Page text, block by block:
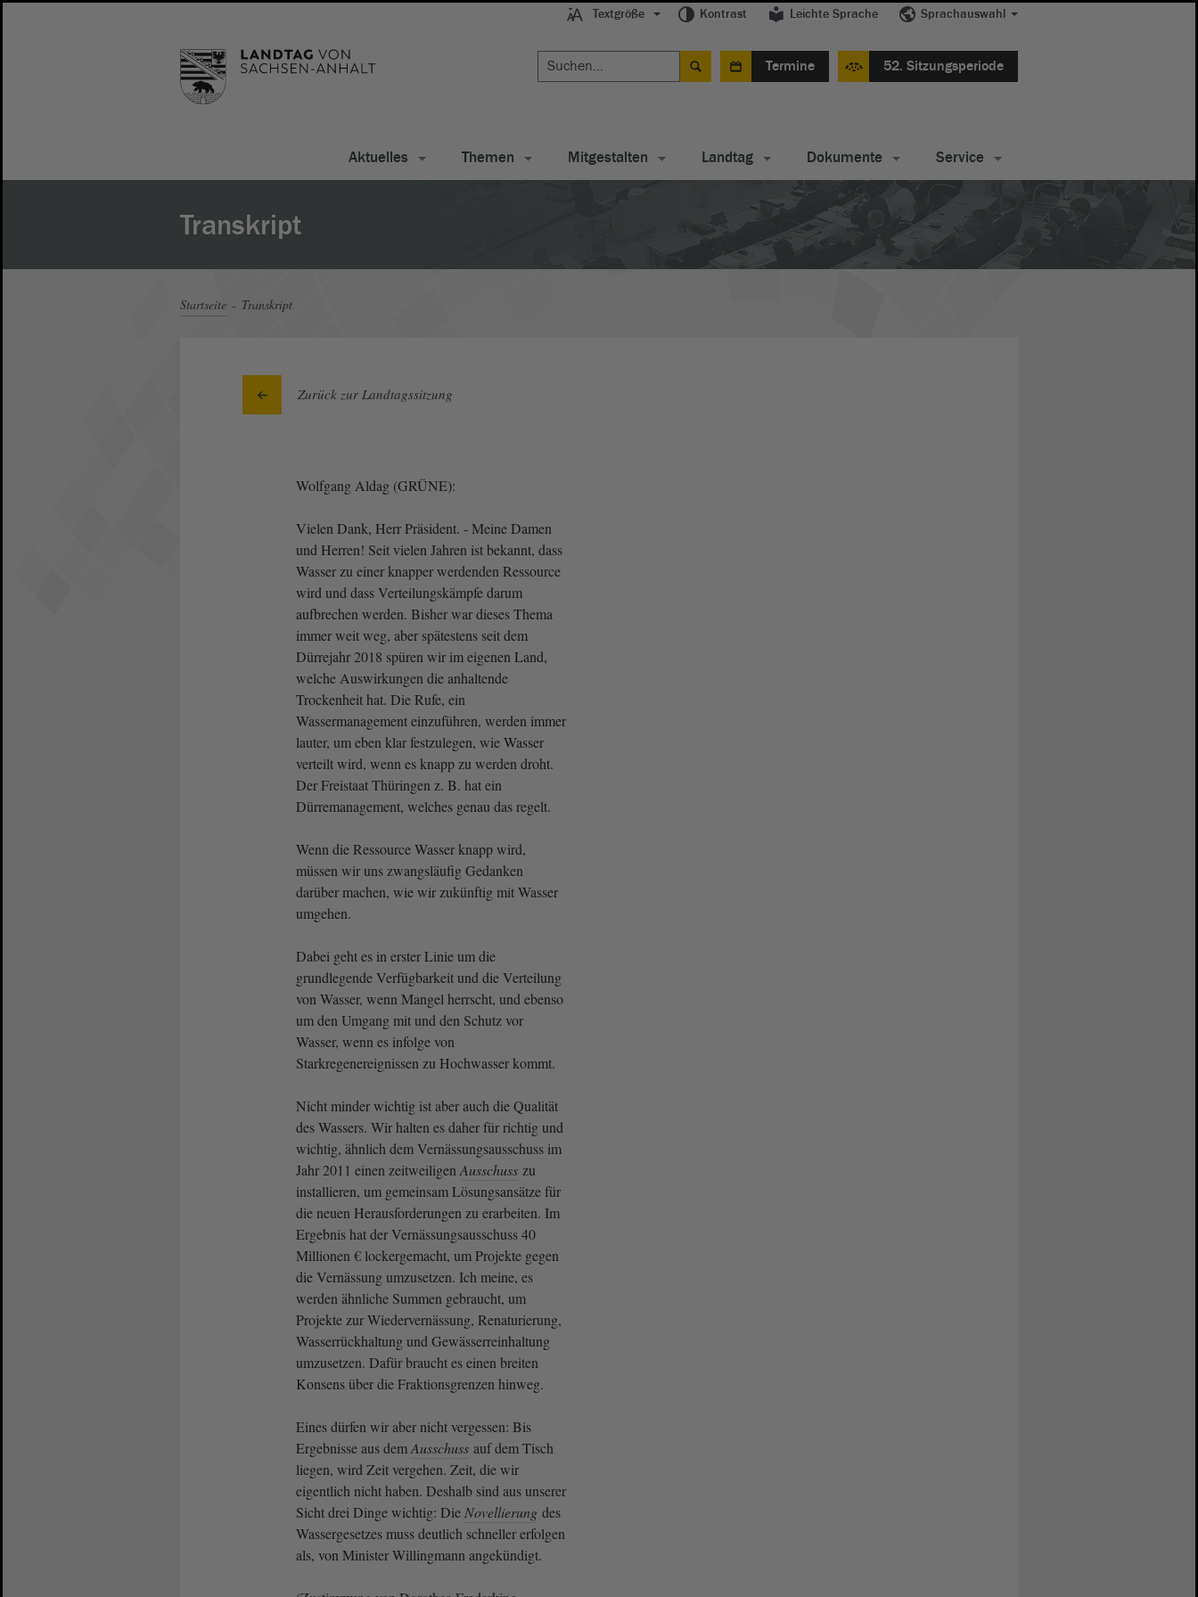
Textgröße Kontrast Leichte Sprache Sprachauswahl
Termine 52. Sitzungsperiode
Aktuelles Themen Mitgestalten Landtag Dokumente Service
Transkript
Startseite Transkript
Zurück zur Landtagssitzung
Wolfgang Aldag (GRÜNE):
Vielen Dank, Herr Präsident. - Meine Damen
und Herren! Seit vielen Jahren ist bekannt, dass
Wasser zu einer knapper werdenden Ressource
wird und dass Verteilungskämpfe darum
aufbrechen werden. Bisher war dieses Thema
immer weit weg, aber spätestens seit dem
Dürrejahr 2018 spüren wir im eigenen Land,
welche Auswirkungen die anhaltende
Trockenheit hat. Die Rufe, ein
Wassermanagement einzuführen, werden immer
lauter, um eben klar festzulegen, wie Wasser
verteilt wird, wenn es knapp zu werden droht.
Der Freistaat Thüringen z. B. hat ein
Dürremanagement, welches genau das regelt.
Wenn die Ressource Wasser knapp wird,
müssen wir uns zwangsläufig Gedanken
darüber machen, wie wir zukünftig mit Wasser
umgehen.
Dabei geht es in erster Linie um die
grundlegende Verfügbarkeit und die Verteilung
von Wasser, wenn Mangel herrscht, und ebenso
um den Umgang mit und den Schutz vor
Wasser, wenn es infolge von
Starkregenereignissen zu Hochwasser kommt.
Nicht minder wichtig ist aber auch die Qualität
des Wassers. Wir halten es daher für richtig und
wichtig, ähnlich dem Vernässungsausschuss im
Jahr 2011 einen zeitweiligen Ausschuss zu
installieren, um gemeinsam Lösungsansätze für
die neuen Herausforderungen zu erarbeiten. Im
Ergebnis hat der Vernässungsausschuss 40
Millionen € lockergemacht, um Projekte gegen
die Vernässung umzusetzen. Ich meine, es
werden ähnliche Summen gebraucht, um
Projekte zur Wiedervernässung, Renaturierung,
Wasserrückhaltung und Gewässerreinhaltung
umzusetzen. Dafür braucht es einen breiten
Konsens über die Fraktionsgrenzen hinweg.
Eines dürfen wir aber nicht vergessen: Bis
Ergebnisse aus demAusschuss auf dem Tisch
liegen, wird Zeit vergehen. Zeit, die wir
eigentlich nicht haben. Deshalb sind aus unserer
Sicht drei Dinge wichtig: Die Novellierung des
Wassergesetzes muss deutlich schneller erfolgen
als, von Minister Willingmann angekündigt.